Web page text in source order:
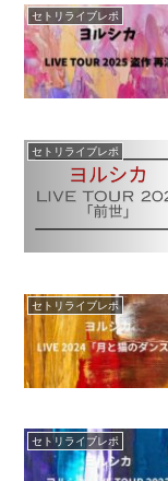
セトリライブレポ
セトリライブレポ
セトリライブレポ
セトリライブレポ